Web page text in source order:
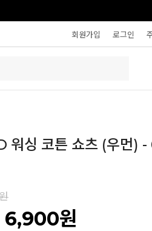
회원가입 로그인
워싱 코튼 쇼츠 (우먼
6,900원